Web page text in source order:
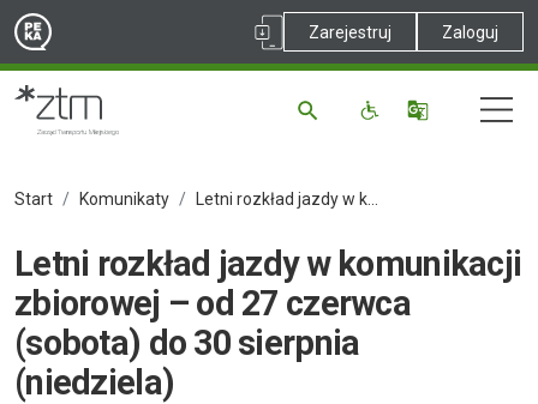
Zarejestruj Zaloguj
Start Komunikaty Letni rozkład jazdy w komunikacji zbiorowej – od 27 czerwca (sobota) do 30 sierpnia (niedziela)
Letni rozkład jazdy w komunikacji
zbiorowej – od 27 czerwca
(sobota) do 30 sierpnia
(niedziela)